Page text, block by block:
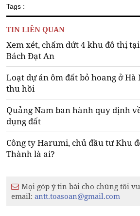
Tags :
TIN LIÊN QUAN
Xem xét, chấm dứt 4 khu đô thị
Bách Đạt An
Loạt dự án ôm đất bỏ hoang ở
thu hồi
Quảng Nam ban hành quy định
dụng đất
Công ty Harumi, chủ đầu tư Khu
Thành là ai?
Mọi góp ý tin bài cho chúng tôi
email:antt.toasoan@gmail.com